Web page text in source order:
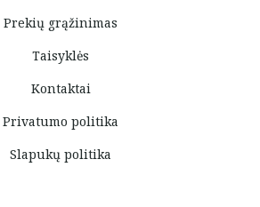
Prekių grąžinimas
Taisyklės
Kontaktai
Privatumo politika
Slapukų politika